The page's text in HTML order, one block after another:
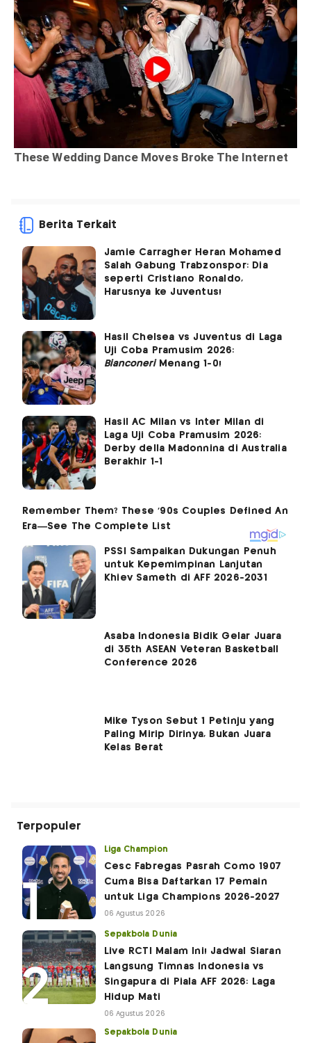
Berita Terkait
Jamie Carragher Heran Mohamed
Salah Gabung Trabzonspor: Dia
seperti Cristiano Ronaldo,
Harusnya ke Juventus!
Hasil Chelsea vs Juventus di Laga
Uji Coba Pramusim 2026:
BianconeriMenang 1-0!
Hasil AC Milan vs Inter Milan di
Laga Uji Coba Pramusim 2026:
Derby della Madonnina di Australia
Berakhir 1-1
PSSI Sampaikan Dukungan Penuh
untuk Kepemimpinan Lanjutan
Khiev Sameth di AFF 2026-2031
Asaba Indonesia Bidik Gelar Juara
di 35th ASEAN Veteran Basketball
Conference 2026
Mike Tyson Sebut 1 Petinju yang
Paling Mirip Dirinya, Bukan Juara
Kelas Berat
Terpopuler
Liga Champion
Cesc Fabregas Pasrah Como 1907
Cuma Bisa Daftarkan 17 Pemain
untuk Liga Champions 2026-2027
06 Agustus 2026
Sepakbola Dunia
Live RCTI Malam Ini! Jadwal Siaran
Langsung Timnas Indonesia vs
Singapura di Piala AFF 2026: Laga
Hidup Mati
06 Agustus 2026
Sepakbola Dunia